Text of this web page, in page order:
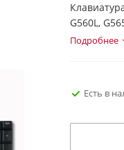
G560L,
Подробнее
Есть в